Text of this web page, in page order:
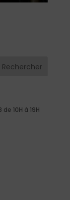
Rechercher
de 10H à 19H